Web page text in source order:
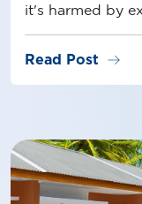
it's harmed by
measures to
Read Post arrow_right_alt